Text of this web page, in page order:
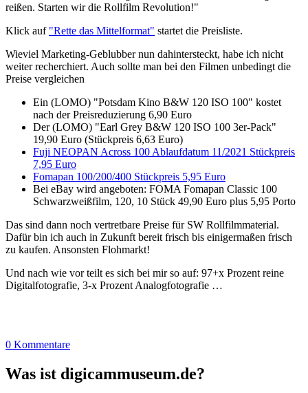
reißen. Starten wir die Rollfilm Revolution!"
Klick auf "Rette das Mittelformat" startet die Preisliste.
Wieviel Marketing-Geblubber nun dahintersteckt, habe ich nicht
weiter recherchiert. Auch sollte man bei den Filmen unbedingt die
Preise vergleichen
Ein (LOMO) "Potsdam Kino B&W 120 ISO 100" kostet
nach der Preisreduzierung 6,90 Euro
Der (LOMO) "Earl Grey B&W 120 ISO 100 3er-Pack"
19,90 Euro (Stückpreis 6,63 Euro)
Fuji NEOPAN Across 100 Ablaufdatum 11/2021 Stückpreis
7,95 Euro
Fomapan 100/200/400 Stückpreis 5,95 Euro
Bei eBay wird angeboten: FOMA Fomapan Classic 100
Schwarzweißfilm, 120, 10 Stück 49,90 Euro plus 5,95 Porto
Das sind dann noch vertretbare Preise für SW Rollfilmmaterial.
Dafür bin ich auch in Zukunft bereit frisch bis einigermaßen frisch
zu kaufen. Ansonsten Flohmarkt!
Und nach wie vor teilt es sich bei mir so auf: 97+x Prozent reine
Digitalfotografie, 3-x Prozent Analogfotografie …
0 Kommentare
Was ist digicammuseum.de?